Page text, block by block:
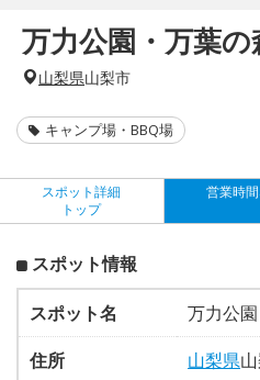
万力公園・万葉
山梨県山梨市
キャンプ場・BBQ場
スポット詳細
トップ
営業時
スポット情報
スポット名
万力公
住所
山梨県